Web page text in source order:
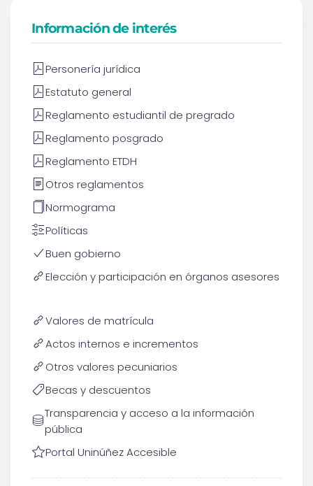
Información de interés
Personería jurídica
Estatuto general
Reglamento estudiantil de pregrado
Reglamento posgrado
Reglamento ETDH
Otros reglamentos
Normograma
Políticas
Buen gobierno
Elección y participación en órganos asesores
Valores de matrícula
Actos internos e incrementos
Otros valores pecuniarios
Becas y descuentos
Transparencia y acceso a la información
pública
Portal Uninúñez Accesible